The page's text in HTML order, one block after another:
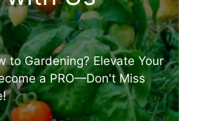
to Gardening? Elevate Your
a PRO—Don't Miss